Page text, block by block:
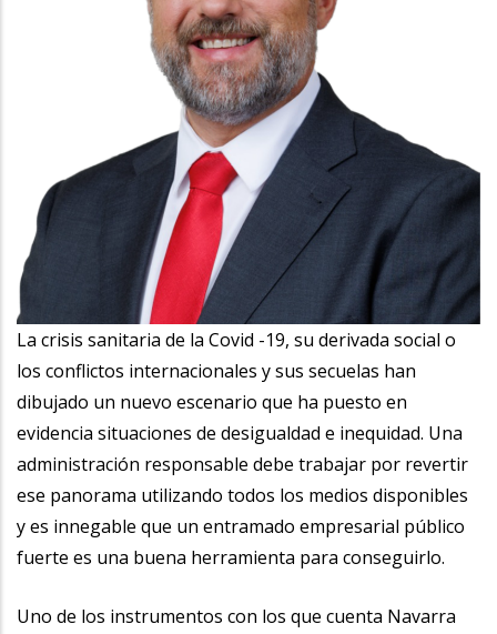
La crisis sanitaria de la Covid -19, su derivada social o
los conflictos internacionales y sus secuelas han
dibujado un nuevo escenario que ha puesto en
evidencia situaciones de desigualdad e inequidad. Una
administración responsable debe trabajar por revertir
ese panorama utilizando todos los medios disponibles
y es innegable que un entramado empresarial público
fuerte es una buena herramienta para conseguirlo.
Uno de los instrumentos con los que cuenta Navarra